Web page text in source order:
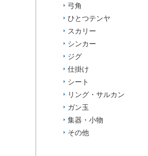
弓角
ひとつテンヤ
スカリー
シンカー
ジグ
仕掛け
シート
リング・サルカン
ガン玉
集器・小物
その他